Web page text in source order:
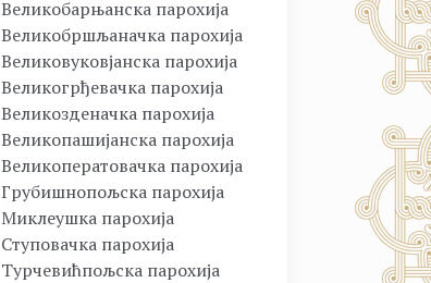
Великобарњанска парохија
Великобршљаначка парохија
Великовуковјанска парохија
Великогрђевачка парохија
Великозденачка парохија
Великопашијанска парохија
Великоператовачка парохија
Грубишнопољска парохија
Миклеушка парохија
Ступовачка парохија
Турчевићпољска парохија